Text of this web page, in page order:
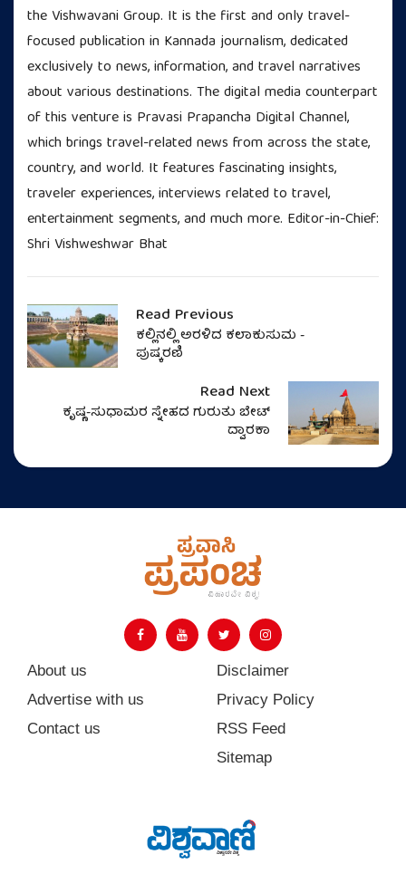
the Vishwavani Group. It is the first and only travel-
focused publication in Kannada journalism, dedicated
exclusively to news, information, and travel narratives
about various destinations. The digital media counterpart
of this venture is Pravasi Prapancha Digital Channel,
which brings travel-related news from across the state,
country, and world. It features fascinating insights,
traveler experiences, interviews related to travel,
entertainment segments, and much more. Editor-in-Chief:
Shri Vishweshwar Bhat
Read Previous
ಕಲ್ಲಿನಲ್ಲಿ ಅರಳಿದ ಕಲಾಕುಸುಮ -
ಪುಷ್ಕರಣಿ
Read Next
ಕೃಷ್ಣ-ಸುಧಾಮರ ಸ್ನೇಹದ ಗುರುತು ಬೇಟ್
ದ್ವಾರಕಾ
About us
Advertise with us
Contact us
Disclaimer
Privacy Policy
RSS Feed
Sitemap